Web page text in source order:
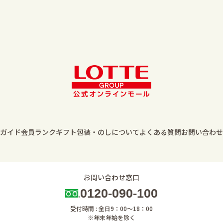
イド会員ランクギフト包装・のしについてよくある質問お問い合わせ
お問い合わせ窓口
0120-090-100
受付時間 : 全日9：00～18：00
※年末年始を除く